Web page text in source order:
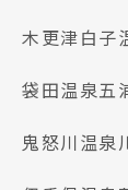
木更津白子
袋田温泉五
鬼怒川温泉